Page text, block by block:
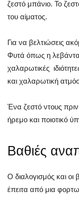
ζεστό μπάνιο. Το
του αίματος.
Για να βελτιώσεις
Φυτά όπως η λεβάντα,
χαλαρωτικές
και χαλαρωτική
Ένα ζεστό ντους
ήρεμο και ποιοτικό
Βαθιές
Ο διαλογισμός και
έπειτα από μια